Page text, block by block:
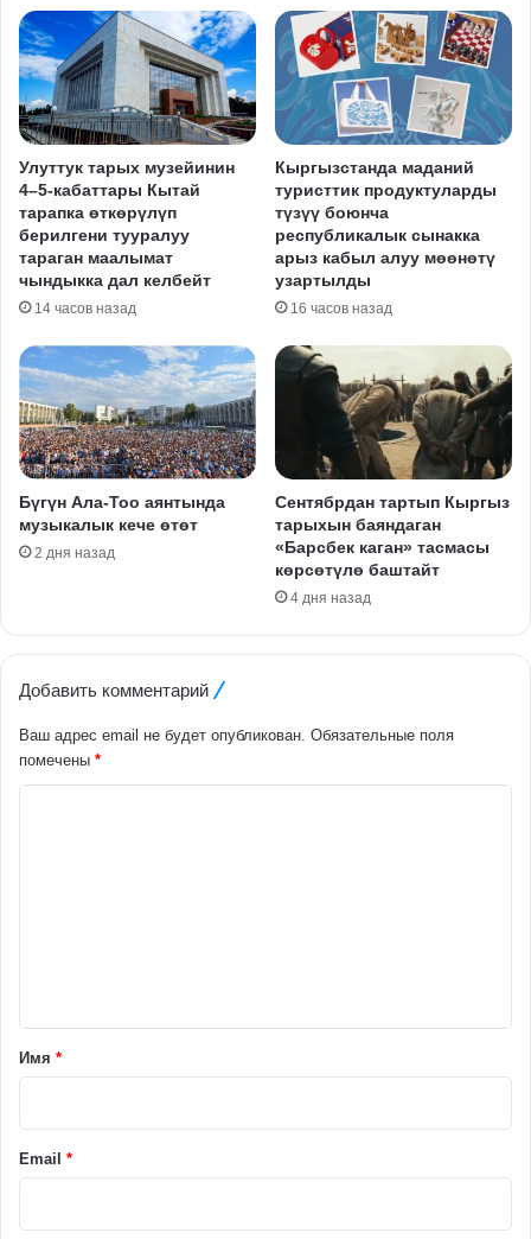
Улуттук тарых музейинин
4–5-кабаттары Кытай
тарапка өткөрүлүп
берилгени тууралуу
тараган маалымат
чындыкка дал келбейт
14 часов назад
Кыргызстанда маданий
туристтик продуктуларды
түзүү боюнча
республикалык сынакка
арыз кабыл алуу мөөнөтү
узартылды
16 часов назад
Бүгүн Ала-Тоо аянтында
музыкалык кече өтөт
2 дня назад
Сентябрдан тартып Кыргыз
тарыхын баяндаган
«Барсбек каган» тасмасы
көрсөтүлө баштайт
4 дня назад
Добавить комментарий
Ваш адрес email не будет опубликован. Обязательные поля
помечены *
а
р
й
Имя *
Email *